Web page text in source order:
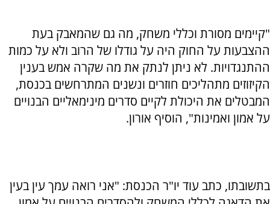
"קיימים מסורת וכללי משחק, מה גם שהמאבק בעת
ההצבעות על החוק היה על גודלו של הרוב ולא על כמות
ההתנגדויות. לא ניתן לנתק את מה שקרה אמש בענין
הקיזוזים מתהליכים חוזרים ונשנים המתרחשים בכנסת,
המבטלים את היכולת לקיים סדרים מינימאליים הבנויים
על אמון ואמינות", הוסיף אורון.
בתשובתו, כתב עוד יו"ר הכנסת: "אני רואה עמך עין בעין